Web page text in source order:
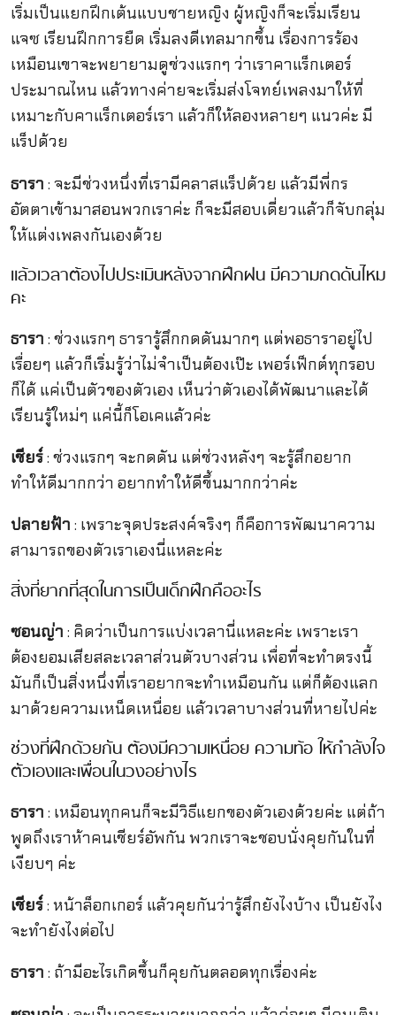
เริ่มเป็นแยกฝึกเต้นแบบชายหญิง ผู้หญิงก็จะเริ่มเรียน
แจซ เรียนฝึกการยืด เริ่มลงดีเทลมากขึ้น เรื่องการร้อง
เหมือนเขาจะพยายามดูช่วงแรกๆ ว่าเราคาแร็กเตอร์
ประมาณไหน แล้วทางค่ายจะเริ่มส่งโจทย์เพลงมาให้ที่
เหมาะกับคาแร็กเตอร์เรา แล้วก็ให้ลองหลายๆ แนวค่ะ มี
แร็ปด้วย
ธารา : จะมีช่วงหนึ่งที่เรามีคลาสแร็ปด้วย แล้วมีพี่กร
อัตตาเข้ามาสอนพวกเราค่ะ ก็จะมีสอบเดี่ยวแล้วก็จับกลุ่ม
ให้แต่งเพลงกันเองด้วย
แล้วเวลาต้องไปประเมินหลังจากฝึกฝน มีความกดดันไหม
คะ
ธารา : ช่วงแรกๆ ธารารู้สึกกดดันมากๆ แต่พอธาราอยู่ไป
เรื่อยๆ แล้วก็เริ่มรู้ว่าไม่จำเป็นต้องเป๊ะ เพอร์เฟ็กต์ทุกรอบ
ก็ได้ แค่เป็นตัวของตัวเอง เห็นว่าตัวเองได้พัฒนาและได้
เรียนรู้ใหม่ๆ แค่นี้ก็โอเคแล้วค่ะ
เชียร์: ช่วงแรกๆ จะกดดัน แต่ช่วงหลังๆ จะรู้สึกอยาก
ทำให้ดีมากกว่า อยากทำให้ดีขึ้นมากกว่าค่ะ
ปลายฟ้า : เพราะจุดประสงค์จริงๆ ก็คือการพัฒนาความ
สามารถของตัวเราเองนี่แหละค่ะ
สิ่งที่ยากที่สุดในการเป็นเด็กฝึกคืออะไร
ซอนญ่า : คิดว่าเป็นการแบ่งเวลานี่แหละค่ะ เพราะเรา
ต้องยอมเสียสละเวลาส่วนตัวบางส่วน เพื่อที่จะทำตรงนี้
มันก็เป็นสิ่งหนึ่งที่เราอยากจะทำเหมือนกัน แต่ก็ต้องแลก
มาด้วยความเหน็ดเหนื่อย แล้วเวลาบางส่วนที่หายไปค่ะ
ช่วงที่ฝึกด้วยกัน ต้องมีความเหนื่อย ความท้อ ให้กำลังใจ
ตัวเองและเพื่อนในวงอย่างไร
ธารา : เหมือนทุกคนก็จะมีวิธีแยกของตัวเองด้วยค่ะ แต่ถ้า
พูดถึงเราห้าคนเชียร์อัพกัน พวกเราจะชอบนั่งคุยกันในที่
เงียบๆ ค่ะ
เชียร์: หน้าล็อกเกอร์ แล้วคุยกันว่ารู้สึกยังไงบ้าง เป็นยังไง
จะทำยังไงต่อไป
ธารา : ถ้ามีอะไรเกิดขึ้นก็คุยกันตลอดทุกเรื่องค่ะ